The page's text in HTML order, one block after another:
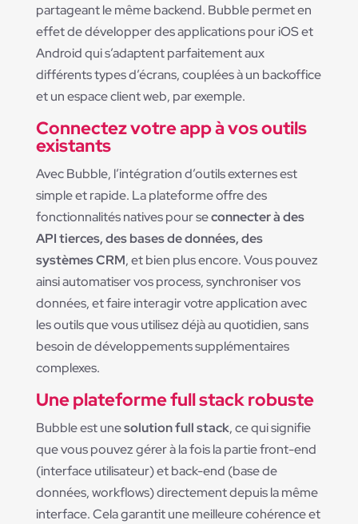
partageant le même backend. Bubble permet en
effet de développer des applications pour iOS et
Android qui s’adaptent parfaitement aux
différents types d’écrans, couplées à un backoffice
et un espace client web, par exemple.
Connectez votre app à vos outils
existants
Avec Bubble, l’intégration d’outils externes est
simple et rapide. La plateforme offre des
fonctionnalités natives pour seconnecter à des
API tierces, des bases de données, des
systèmes CRM, et bien plus encore. Vous pouvez
ainsi automatiser vos process, synchroniser vos
données, et faire interagir votre application avec
les outils que vous utilisez déjà au quotidien, sans
besoin de développements supplémentaires
complexes.
Une plateforme full stack robuste
Bubble est unesolution full stack, ce qui signifie
que vous pouvez gérer à la fois la partie front-end
(interface utilisateur) et back-end (base de
données, workflows) directement depuis la même
interface. Cela garantit une meilleure cohérence et